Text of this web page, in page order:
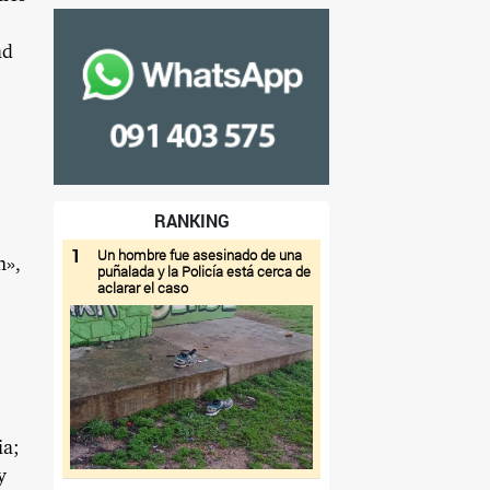
RANKING
1
Un hombre fue asesinado de una
puñalada y la Policía está cerca de
aclarar el caso